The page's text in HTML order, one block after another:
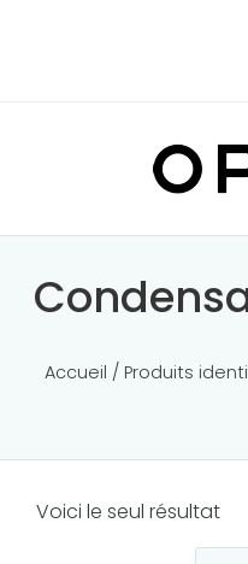
Accueil / Produits
Voici le seul résultat